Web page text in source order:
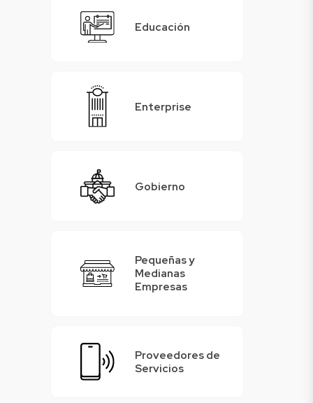
Educación
Enterprise
Gobierno
Pequeñas y
Medianas
Empresas
Proveedores de
Servicios